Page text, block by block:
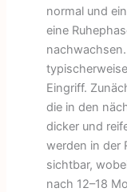
normal und
eine
Eingriff.
die in den
dicker und
werden in der
sichtbar,
nach 12–18